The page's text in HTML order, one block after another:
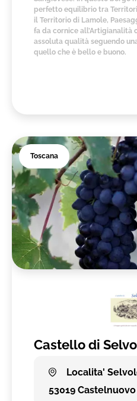
perfetto equilibrio tra
il Territorio di Lamole,
fa da cornice all’Artigianalità
assoluta qualità seguendo
quello che è bello e buono.
Toscana
Castello di
Localita'
53019